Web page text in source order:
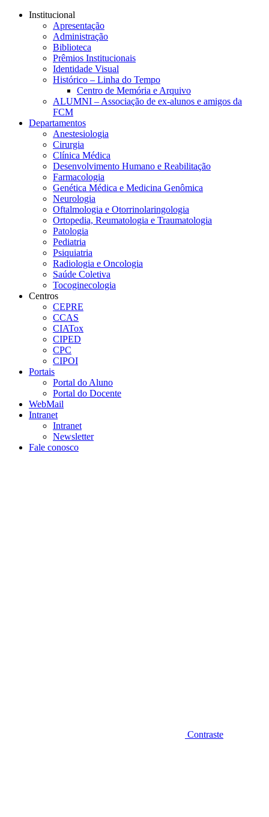
Conteúdo principal
Institucional
Apresentação
Administração
Biblioteca
Prêmios Institucionais
Identidade Visual
Histórico – Linha do Tempo
Centro de Memória e Arquivo
ALUMNI – Associação de ex-alunos e amigos da
FCM
Departamentos
Anestesiologia
Cirurgia
Clínica Médica
Desenvolvimento Humano e Reabilitação
Farmacologia
Genética Médica e Medicina Genômica
Neurologia
Oftalmologia e Otorrinolaringologia
Ortopedia, Reumatologia e Traumatologia
Patologia
Pediatria
Psiquiatria
Radiologia e Oncologia
Saúde Coletiva
Tocoginecologia
Centros
CEPRE
CCAS
CIATox
CIPED
CPC
CIPOI
Portais
Portal do Aluno
Portal do Docente
WebMail
Intranet
Intranet
Newsletter
Fale conosco
Contraste